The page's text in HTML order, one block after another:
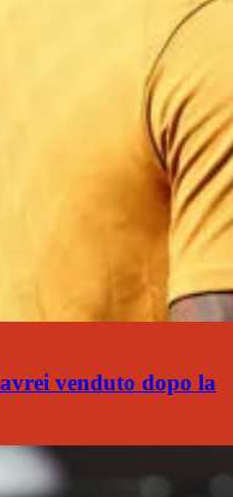
venduto dopo la